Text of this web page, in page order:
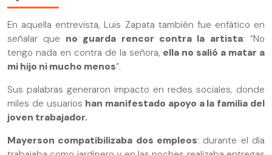
En aquella entrevista, Luis Zapata también fue enfático en
señalar que no guarda rencor contra la artista: “No
tengo nada en contra de la señora, ella no salió a matar a
mi hijo ni mucho menos”.
Sus palabras generaron impacto en redes sociales, donde
miles de usuarios han manifestado apoyo a la familia del
joven trabajador.
Mayerson compatibilizaba dos empleos: durante el día